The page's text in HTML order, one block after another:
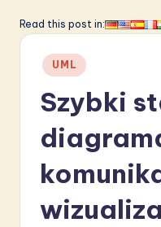
li
A
Read this post in:
Posted
in
UML
Szybki